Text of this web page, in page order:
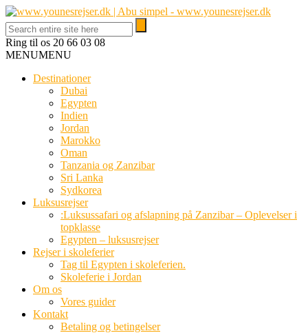
Ring til os 20 66 03 08
MENUMENU
Destinationer
Dubai
Egypten
Indien
Jordan
Marokko
Oman
Tanzania og Zanzibar
Sri Lanka
Sydkorea
Luksusrejser
:Luksussafari og afslapning på Zanzibar – Oplevelser i
topklasse
Egypten – luksusrejser
Rejser i skoleferier
Tag til Egypten i skoleferien.
Skoleferie i Jordan
Om os
Vores guider
Kontakt
Betaling og betingelser